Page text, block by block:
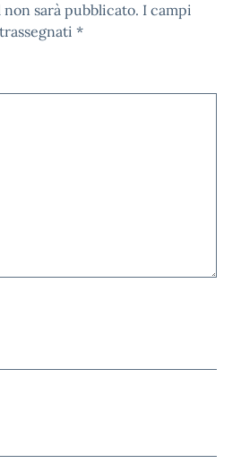
sarà pubblicato. I campi
*